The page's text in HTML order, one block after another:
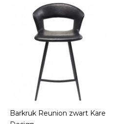
Barkruk Reunion zwart Kare